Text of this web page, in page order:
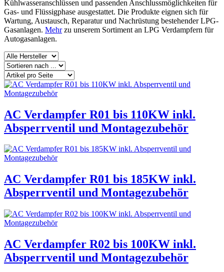
Kühlwasseranschlüssen und passenden Anschlussmöglichkeiten für
Gas- und Flüssigphase ausgestattet. Die Produkte eignen sich für
Wartung, Austausch, Reparatur und Nachrüstung bestehender LPG-
Gasanlagen. Mehrzu unserem Sortiment an LPG Verdampfern für
Autogasanlagen.
AC Verdampfer R01 bis 110KW inkl.
Absperrventil und Montagezubehör
AC Verdampfer R01 bis 185KW inkl.
Absperrventil und Montagezubehör
AC Verdampfer R02 bis 100KW inkl.
Absperrventil und Montagezubehör